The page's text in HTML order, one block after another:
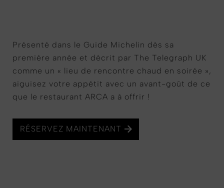
Présenté dans le Guide Michelin dès sa
première année et décrit par The Telegraph UK
comme un « lieu de rencontre chaud en soirée »,
aiguisez votre appétit avec un avant-goût de ce
que le restaurant ARCA a à offrir !
RÉSERVEZ MAINTENANT